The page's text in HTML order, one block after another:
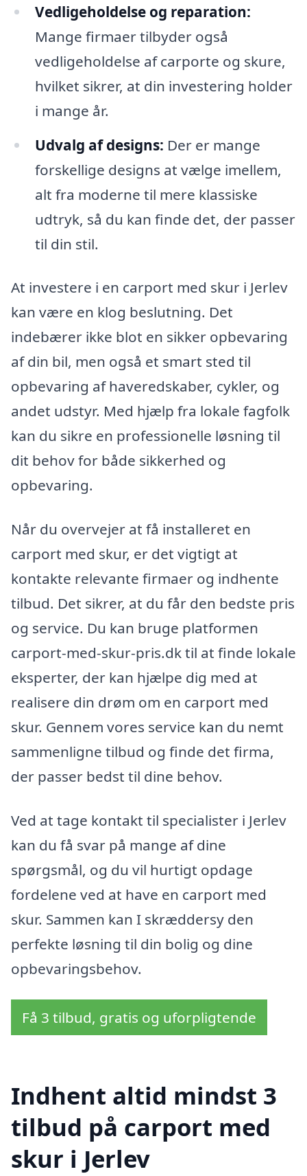
Vedligeholdelse og reparation:
Mange firmaer tilbyder også
vedligeholdelse af carporte og skure,
hvilket sikrer, at din investering holder
i mange år.
Udvalg af designs: Der er mange
forskellige designs at vælge imellem,
alt fra moderne til mere klassiske
udtryk, så du kan finde det, der passer
til din stil.
At investere i en carport med skur i Jerlev
kan være en klog beslutning. Det
indebærer ikke blot en sikker opbevaring
af din bil, men også et smart sted til
opbevaring af haveredskaber, cykler, og
andet udstyr. Med hjælp fra lokale fagfolk
kan du sikre en professionelle løsning til
dit behov for både sikkerhed og
opbevaring.
Når du overvejer at få installeret en
carport med skur, er det vigtigt at
kontakte relevante firmaer og indhente
tilbud. Det sikrer, at du får den bedste pris
og service. Du kan bruge platformen
carport-med-skur-pris.dk til at finde lokale
eksperter, der kan hjælpe dig med at
realisere din drøm om en carport med
skur. Gennem vores service kan du nemt
sammenligne tilbud og finde det firma,
der passer bedst til dine behov.
Ved at tage kontakt til specialister i Jerlev
kan du få svar på mange af dine
spørgsmål, og du vil hurtigt opdage
fordelene ved at have en carport med
skur. Sammen kan I skræddersy den
perfekte løsning til din bolig og dine
opbevaringsbehov.
Få 3 tilbud, gratis og uforpligtende
Indhent altid mindst 3
tilbud på carport med
skur i Jerlev